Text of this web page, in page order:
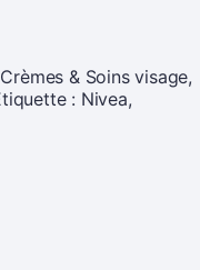
Crèmes & Soins visage,
: Nivea,